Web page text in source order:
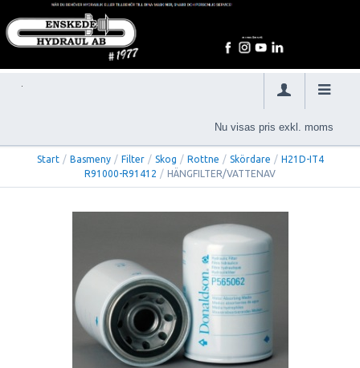
Nu visas pris exkl. moms
Start / Basmeny / Filter / Skog / Rottne / Skördare / H21D-IT4
R91000-R91412 / HÄNGFILTER/VATTENAV